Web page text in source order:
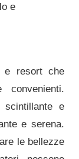
e
e resort che
convenienti.
e
e serena.
le bellezze